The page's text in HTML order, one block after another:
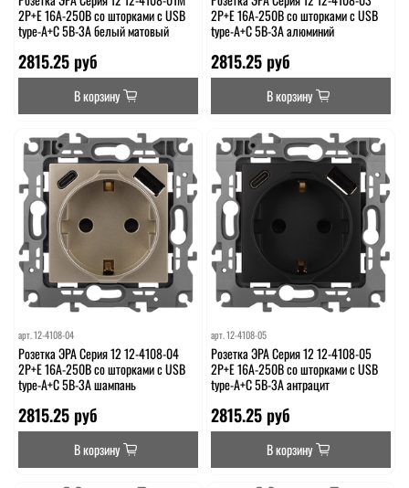
2P+E 16A-250В со шторками с USB
type-A+C 5В-3А белый матовый
2815.25 руб
В корзину
2P+E 16A-250В со шторками с USB
type-A+C 5В-3А алюминий
2815.25 руб
В корзину
арт.12-4108-04
Розетка ЭРА Серия 12 12-4108-04
2P+E 16A-250В со шторками с USB
type-A+C 5В-3А шампань
2815.25 руб
В корзину
арт.12-4108-05
Розетка ЭРА Серия 12 12-4108-05
2P+E 16A-250В со шторками с USB
type-A+C 5В-3А антрацит
2815.25 руб
В корзину